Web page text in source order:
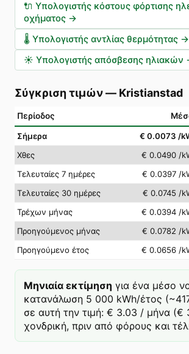
🔌 Υπολογιστής κόστους φόρτισης
οχήματος →
🌡️ Υπολογιστής αντλίας θερμότητας →
☀️ Υπολογιστής απόσβεσης ηλιακών
Σύγκριση τιμών— Kristianstad
Περίοδος
Σήμερα € 0.0073 /
Χθες
€ 0.0490 /
Τελευταίες 7 ημέρες
€ 0.0397 /
Τελευταίες 30 ημέρες
€ 0.0745 /
Τρέχων μήνας
€ 0.0394 /
Προηγούμενος μήνας
€ 0.0782 /
Προηγούμενο έτος
€ 0.0656 /
Μηνιαία εκτίμηση για ένα μέσο
κατανάλωση 5 000 kWh/έτος
σε αυτή την τιμή: € 3.03 / μήνα (€
χονδρική, πριν από φόρους και